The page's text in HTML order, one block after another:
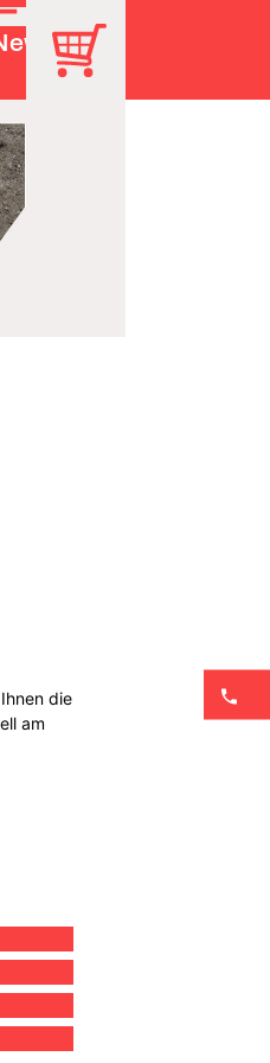
die
am